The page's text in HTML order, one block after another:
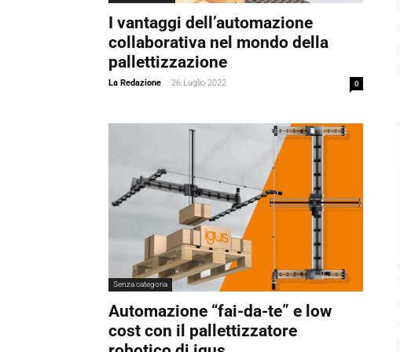
I vantaggi dell’automazione
collaborativa nel mondo della
pallettizzazione
La Redazione - 26 Luglio 2022 0
Senza categoria
Automazione “fai-da-te” e low
cost con il pallettizzatore